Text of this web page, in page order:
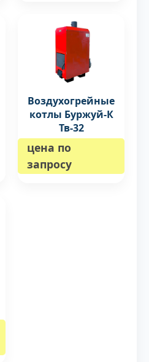
Воздухогрейные
котлы Буржуй-К
Тв-32
цена по
запросу